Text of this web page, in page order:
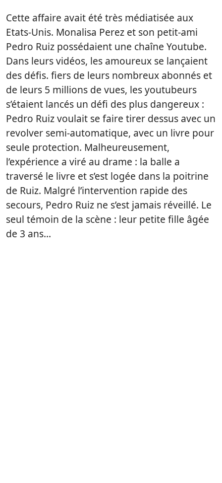
Cette affaire avait été très médiatisée aux
Etats-Unis. Monalisa Perez et son petit-ami
Pedro Ruiz possédaient une chaîne Youtube.
Dans leurs vidéos, les amoureux se lançaient
des défis. fiers de leurs nombreux abonnés et
de leurs 5 millions de vues, les youtubeurs
s’étaient lancés un défi des plus dangereux :
Pedro Ruiz voulait se faire tirer dessus avec un
revolver semi-automatique, avec un livre pour
seule protection. Malheureusement,
l’expérience a viré au drame : la balle a
traversé le livre et s’est logée dans la poitrine
de Ruiz. Malgré l’intervention rapide des
secours, Pedro Ruiz ne s’est jamais réveillé. Le
seul témoin de la scène : leur petite fille âgée
de 3 ans…